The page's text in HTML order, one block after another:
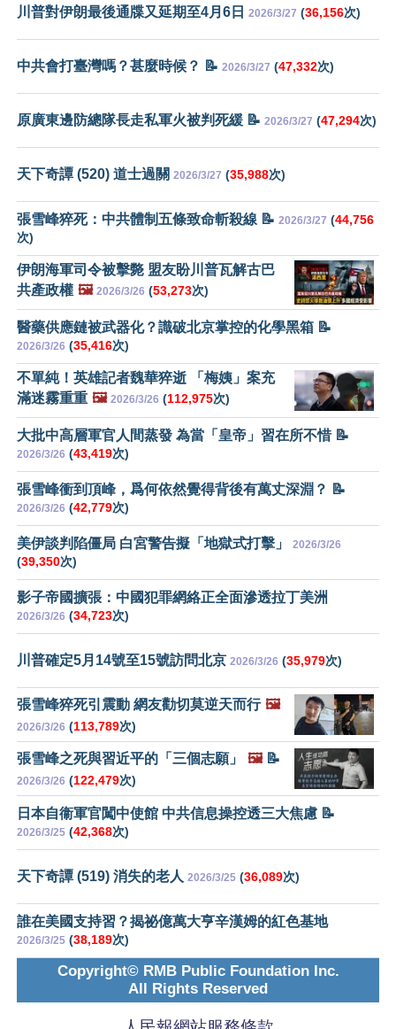
川普對伊朗最後通牒又延期至4月6日 2026/3/27 (36,156次)
中共會打臺灣嗎？甚麼時候？ 📝 2026/3/27 (47,332次)
原廣東邊防總隊長走私軍火被判死緩 📝 2026/3/27 (47,294次)
天下奇譚 (520) 道士過關 2026/3/27 (35,988次)
張雪峰猝死：中共體制五條致命斬殺線 📝 2026/3/27 (44,756
次)
伊朗海軍司令被擊斃 盟友盼川普瓦解古巴
共產政權 🖼️ 2026/3/26 (53,273次)
醫藥供應鏈被武器化？識破北京掌控的化學黑箱 📝
2026/3/26 (35,416次)
不單純！英雄記者魏華猝逝 「梅姨」案充
滿迷霧重重 🖼️ 2026/3/26 (112,975次)
大批中高層軍官人間蒸發 為當「皇帝」習在所不惜 📝
2026/3/26 (43,419次)
張雪峰衝到頂峰，爲何依然覺得背後有萬丈深淵？ 📝
2026/3/26 (42,779次)
美伊談判陷僵局 白宮警告擬「地獄式打擊」 2026/3/26
(39,350次)
影子帝國擴張：中國犯罪網絡正全面滲透拉丁美洲
2026/3/26 (34,723次)
川普確定5月14號至15號訪問北京 2026/3/26 (35,979次)
張雪峰猝死引震動 網友勸切莫逆天而行 🖼️
2026/3/26 (113,789次)
張雪峰之死與習近平的「三個志願」 🖼️📝
2026/3/26 (122,479次)
日本自衞軍官闖中使館 中共信息操控透三大焦慮 📝
2026/3/25 (42,368次)
天下奇譚 (519) 消失的老人 2026/3/25 (36,089次)
誰在美國支持習？揭祕億萬大亨辛漢姆的紅色基地
2026/3/25 (38,189次)
Copyright© RMB Public Foundation Inc.
All Rights Reserved